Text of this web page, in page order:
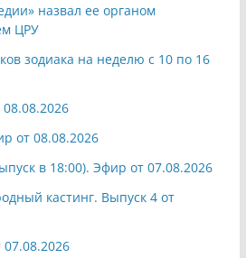
назвал ее органом
ЦРУ
зодиака на неделю с 10 по 16
от 08.08.2026
в 18:00). Эфир от 07.08.2026
кастинг. Выпуск 4 от